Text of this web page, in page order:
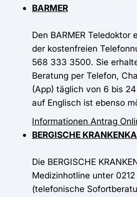
BARMER
Den BARMER Teledoktor
der kostenfreien
568 333 3500. Sie
Beratung per Telefon,
(App) täglich von 6 bis
auf Englisch ist ebenso
Informationen Antrag
BERGISCHE
Die BERGISCHE
Medizinhotline unter
(telefonische